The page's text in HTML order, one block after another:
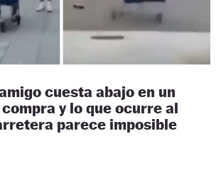
cuesta abajo en un
y lo que ocurre al
parece imposible